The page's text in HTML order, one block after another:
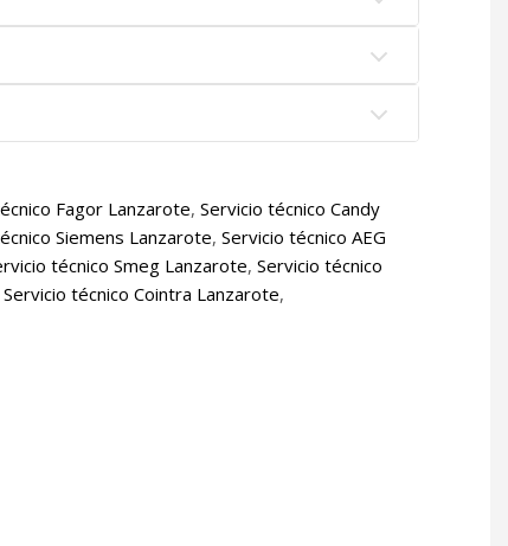
Fagor Lanzarote, Servicio técnico Candy
Siemens Lanzarote, Servicio técnico AEG
técnico Smeg Lanzarote, Servicio técnico
Servicio técnico Cointra Lanzarote,